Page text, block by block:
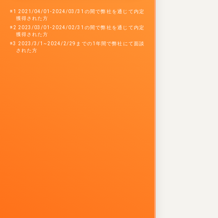
※1 2021/04/01-2024/03/31の間で弊社を通じて内定
獲得された方
※2 2023/03/01-2024/02/31の間で弊社を通じて内定
獲得された方
※3 2023/3/1~2024/2/29までの1年間で弊社にて面談
された方